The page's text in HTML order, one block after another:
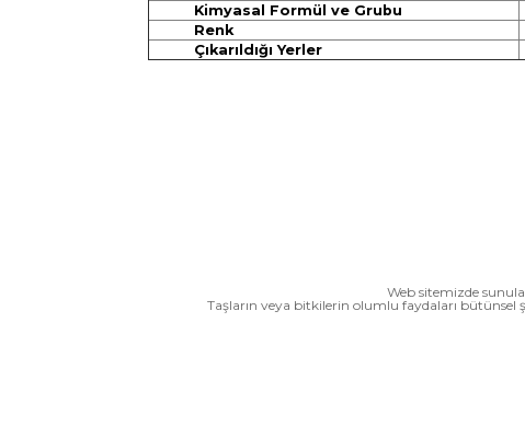
Kimyasal Formül ve Grubu
Renk
Çıkarıldığı Yerler
Web sitemizde
Taşların veya bitkilerin olumlu faydaları